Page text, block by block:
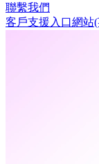
聯繫我們
客戶支援入口網站